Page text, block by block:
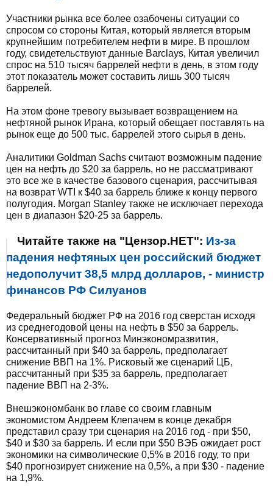
Участники рынка все более озабочены ситуации со
спросом со стороны Китая, который является вторым
крупнейшим потребителем нефти в мире. В прошлом
году, свидетельствуют данные Barclays, Китая увеличил
спрос на 510 тысяч баррелей нефти в день, в этом году
этот показатель может составить лишь 300 тысяч
баррелей.
На этом фоне тревогу вызывает возвращением на
нефтяной рынок Ирана, который обещает поставлять на
рынок еще до 500 тыс. баррелей этого сырья в день.
Аналитики Goldman Sachs считают возможным падение
цен на нефть до $20 за баррель, но не рассматривают
это все же в качестве базового сценария, рассчитывая
на возврат WTI к $40 за баррель ближе к концу первого
полугодия. Morgan Stanley также не исключает перехода
цен в диапазон $20-25 за баррель.
Читайте также на "Цензор.НЕТ": Из-за
падения нефтяных цен российский бюджет
недополучит 38,5 млрд долларов, - министр
финансов РФ Силуанов
Федеральный бюджет РФ на 2016 год сверстан исходя
из среднегодовой цены на нефть в $50 за баррель.
Консервативный прогноз Минэкономразвития,
рассчитанный при $40 за баррель, предполагает
снижение ВВП на 1%. Рисковый же сценарий ЦБ,
рассчитанный при $35 за баррель, предполагает
падение ВВП на 2-3%.
Внешэкономбанк во главе со своим главным
экономистом Андреем Клепачем в конце декабря
представил сразу три сценария на 2016 год - при $50,
$40 и $30 за баррель. И если при $50 ВЭБ ожидает рост
экономики на символические 0,5% в 2016 году, то при
$40 прогнозирует снижение на 0,5%, а при $30 - падение
на 1,9%.